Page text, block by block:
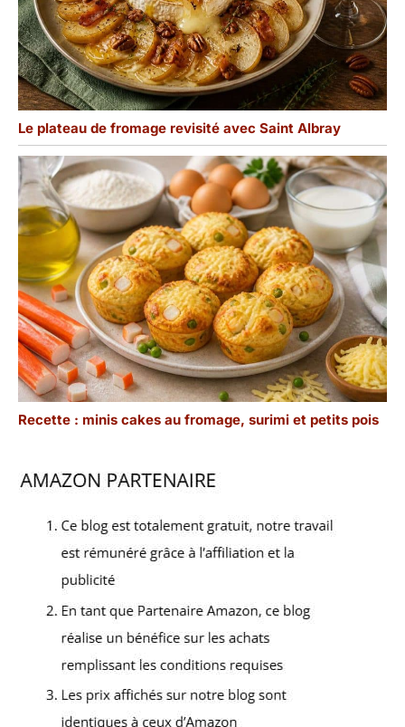
Le plateau de fromage revisité avec Saint Albray
Recette : minis cakes au fromage, surimi et petits pois